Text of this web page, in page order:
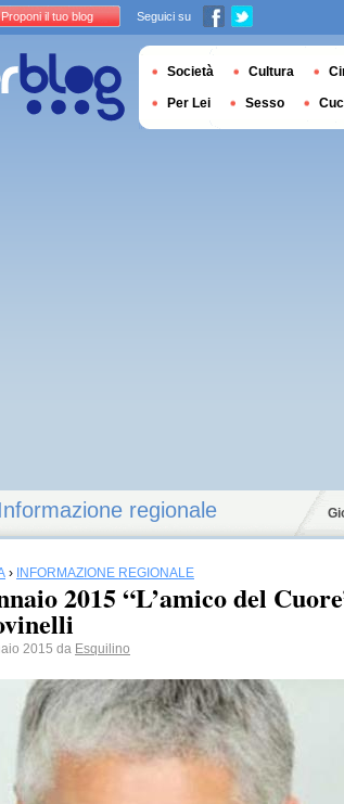
regionale
› INFORMAZIONE REGIONALE
2015 “L’amico del
2015 da Esquilino
Proponi il tuo blog Seguici su
Società Cultura
Per Lei Sesso